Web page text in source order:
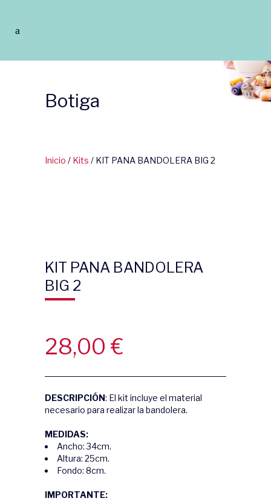
Botiga
Inicio / Kits / KIT PANA BANDOLERA BIG 2
KIT PANA BANDOLERA
BIG 2
28,00 €
DESCRIPCIÓN: El kit incluye el material
necesario para realizar la bandolera.
MEDIDAS:
Ancho: 34cm.
Altura: 25cm.
Fondo: 8cm.
IMPORTANTE: